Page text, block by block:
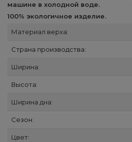
машине в холодной воде.
100% экологичное изделие.
Материал верха:
Страна производства:
Ширина:
Высота:
Ширина дна:
Сезон:
Цвет: